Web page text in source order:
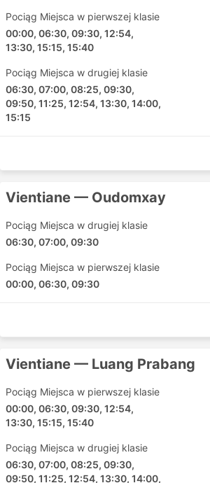
Luang Prabang - Vientiane
Vientiane - Luang Prabang
Vang Vieng - Vientiane
Vientiane - Vang Vieng
Vang Vieng - Luang Prabang
Vientiane - Bangkok
Vientiane - Kunming
Vientiane - Nateuy
Vientiane - Oudomxay
Vientiane - Jinghong
Vientiane - Mohan Yunnan
Laos Railway by Family
biletów i klasy do wyboru
Aby jak najlepiej wykorzystać
należy mądrze wybrać klasę biletu.
długość podróży, porę dnia i własne
przypadku dłuższych podróży nocą
klasy w wagonie sypialnym. Obie
przespać całą noc tak wygodnie, jak
Pociąg Miejsca w pierwszej klasie
00:00, 06:30, 09:30, 12:54,
13:30, 15:15, 15:40
Pociąg Miejsca w drugiej klasie
06:30, 07:00, 08:25, 09:30,
09:50, 11:25, 12:54, 13:30, 14:00,
15:15
Vientiane — Oudomxay
Pociąg Miejsca w drugiej klasie
06:30, 07:00, 09:30
Pociąg Miejsca w pierwszej klasie
00:00, 06:30, 09:30
Vientiane — Luang Prabang
Pociąg Miejsca w pierwszej klasie
00:00, 06:30, 09:30, 12:54,
13:30, 15:15, 15:40
Pociąg Miejsca w drugiej klasie
06:30, 07:00, 08:25, 09:30,
09:50, 11:25, 12:54, 13:30, 14:00,